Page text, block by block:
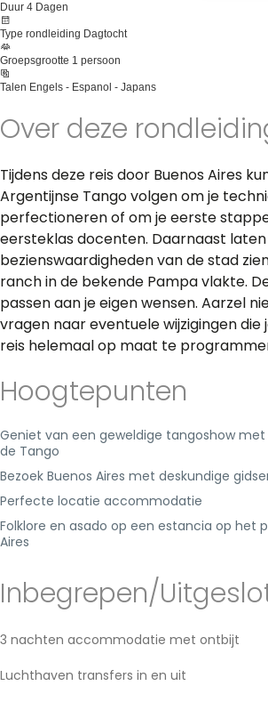
Duur 4 Dagen
Type rondleiding Dagtocht
Groepsgrootte 1 persoon
Talen Engels - Espanol - Japans
Over deze
Tijdens deze reis door Buenos Aires
Argentijnse Tango volgen om je
perfectioneren of om je eerste
eersteklas docenten. Daarnaast
bezienswaardigheden van de stad
ranch in de bekende Pampa vlakte.
passen aan je eigen wensen. Aarzel
vragen naar eventuele wijzigingen die
reis helemaal op maat te
Hoogtepunten
Geniet van een geweldige tangoshow
de Tango
Bezoek Buenos Aires met deskundige
Perfecte locatie accommodatie
Folklore en asado op een estancia op het
Aires
Inbegrepen/
3 nachten accommodatie met ontbijt
Luchthaven transfers in en uit